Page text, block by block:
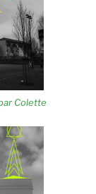
Colette